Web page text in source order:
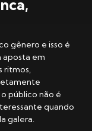
gênero e isso é
aposta em
ritmos,
público não é
quando
galera.